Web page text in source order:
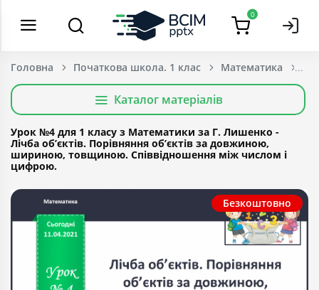
0
Головна Початкова школа. 1 клас Математика
Каталог матеріалів
Урок №4 для 1 класу з Математики за Г. Лишенко -
Лічба об’єктів. Порівняння об’єктів за довжиною,
шириною, товщиною. Співвідношення між числом і
цифрою.
Безкоштовно